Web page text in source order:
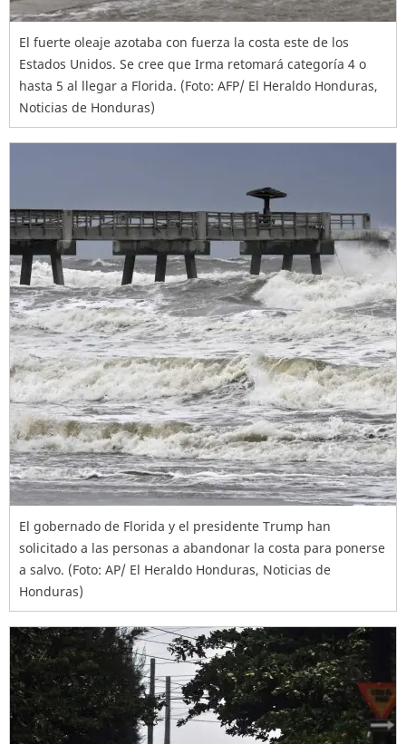
El fuerte oleaje azotaba con fuerza la costa este de los
Estados Unidos. Se cree que Irma retomará categoría 4 o
hasta 5 al llegar a Florida. (Foto: AFP/ El Heraldo Honduras,
Noticias de Honduras)
El gobernado de Florida y el presidente Trump han
solicitado a las personas a abandonar la costa para ponerse
a salvo. (Foto: AP/ El Heraldo Honduras, Noticias de
Honduras)